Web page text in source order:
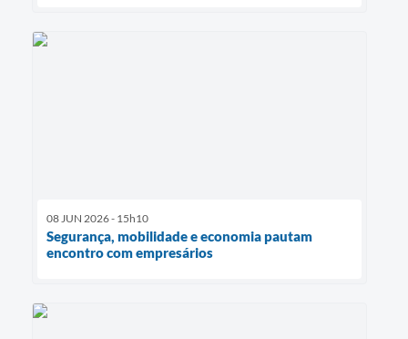
08 JUN 2026 - 15h10
Segurança, mobilidade e economia pautam
encontro com empresários